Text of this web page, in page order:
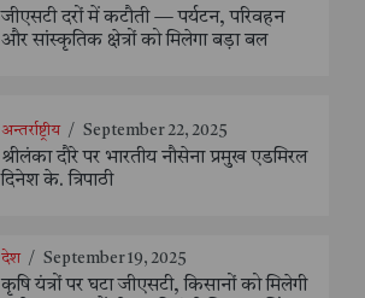
जीएसटी दरों में कटौती — पर्यटन, परिवहन
और सांस्कृतिक क्षेत्रों को मिलेगा बड़ा बल
अन्तर्राष्ट्रीय / September 22, 2025
श्रीलंका दौरे पर भारतीय नौसेना प्रमुख एडमिरल
दिनेश के. त्रिपाठी
देश / September 19, 2025
कृषि यंत्रों पर घटा जीएसटी, किसानों को मिलेगी